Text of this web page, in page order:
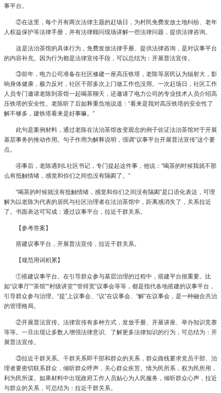
事平台。
②在这里，每个月有两次法律主题的赶场日，为村民免费发放土地纠纷、老年
人权益保护等法律手册，并有法律顾问现场讲解一些法律问题，提供法律咨询。
这是法治茶馆的具体行为，免费发放法律手册、提供法律咨询，是对议事平台
的内容补充。因为行为都是法律宣传手段，可以总结为：开展普法宣传。
③前年，电力公司准备在社区修建一座高压铁塔，老陈等居民认为辐射大，影
响身体健康，极力反对，社区干部多次上门做工作也没用。一次赶场日，社区工作
人员专门邀请老陈到茶馆一起喝茶聊天，还邀请了电力公司的专业技术人员介绍高
压铁塔的安全性。老陈听了后如释重负地说道：“看来是我对高压铁塔的安全性了
解不够多，建铁塔看来是好事嘛。”
此句是案例材料，通过老陈在法治茶馆改变观念的例子佐证法治茶馆对于开展
基层事务的推动作用。句子作用为解释说明，强调“议事平台开展普法宣传”这个要
点。
④事后，老陈遇到L社区书记，专门提起这件事，他说：“喝茶的时候我就不那
么有抵触情绪，感觉和你们之间也没有隔阂了。”
“喝茶的时候就没有抵触情绪，感觉和你们之间没有隔阂”是口语化表达，可理
解为以老陈为代表的居民与社区治理者在法治茶馆中，距离感消失了，关系拉近
了。书面表达可写成：通过议事平台，拉近干群关系。
【参考答案】
搭建议事平台，开展普法宣传，拉近干群关系。
【规范用词积累】
①搭建议事平台。在引导群众参与基层治理的过程中，搭建平台很重要。比
如“议事厅”“茶馆”“村级讲堂”“管得宽”议事会等等，都是指代各地搭建的议事平台，
引导群众参与治理。“提”上议事会、“议”在议事会、“解”在议事会，是一种融合共治
的管理格局。
②开展普法宣传。法律宣传有多种方式，发放手册、开展讲座、举办知识竞赛
等等。一旦出现让多数人增强法律意识、了解更多法律知识的行为，可总结为：开
展普法宣传。
③拉近干群关系。干群关系即干部和群众的关系，群众路线要求党员干部、治
理者要密切联系群众，倾听群众呼声，关心群众疾苦。情为民所系，权为民所用，
利为民所谋。如果材料中出现政府工作人员贴心为人民服务，倾听群众心声，拉近
与群众的关系，可总结为：拉近干群关系。